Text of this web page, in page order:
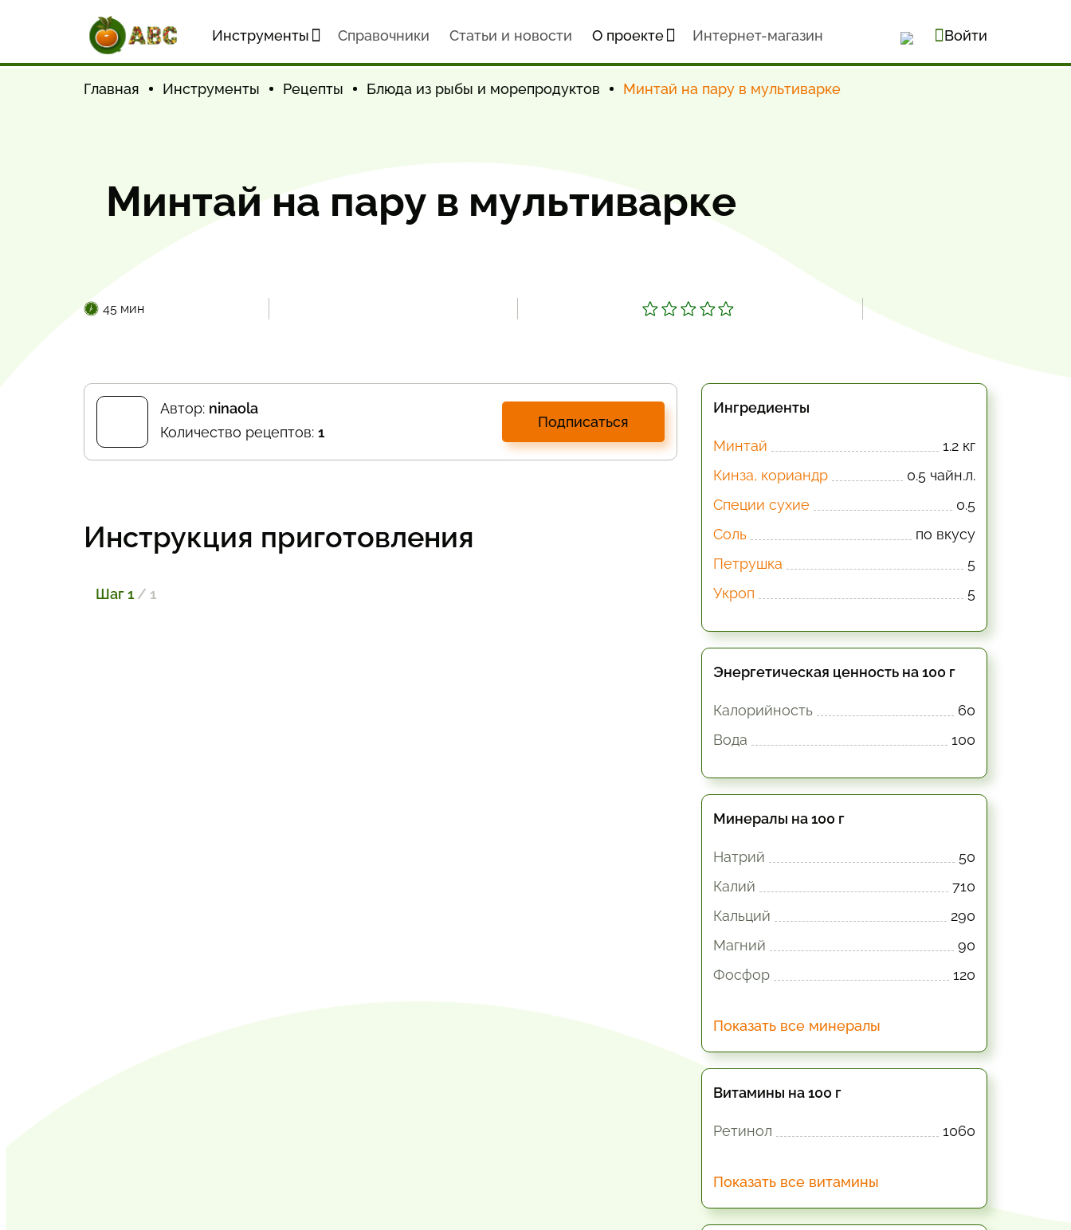
Инструменты Cправочники Статьи и новости О проекте Интернет-магазин Войти
Главная Инструменты Рецепты Блюда из рыбы и морепродуктов Минтай на пару в мультиварке
Минтай на пару в мультиварке
45 мин
Автор: ninaola
Количество рецептов: 1
Подписаться
Инструкция приготовления
Шаг 1 / 1
Ингредиенты
Минтай
1.2 кг
Кинза, кориандр
0.5 чайн.л.
Специи сухие
0.5
Соль
по вкусу
Петрушка
5
Укроп
5
Энергетическая ценность на 100 г
Калорийность
60
Вода
100
Минералы на 100 г
Натрий
50
Калий
710
Кальций
290
Магний
90
Фосфор
120
Показать все минералы
Витамины на 100 г
Ретинол 1060
Показать все витамины